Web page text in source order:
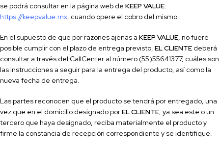
se podrá consultar en la página web de KEEP VALUE:
https://keepvalue.mx, cuando opere el cobro del mismo.
En el supuesto de que por razones ajenas a KEEP VALUE, no fuere
posible cumplir con el plazo de entrega previsto, EL CLIENTE deberá
consultar a través del CallCenter al número (55)55641377, cuáles son
las instrucciones a seguir para la entrega del producto, así como la
nueva fecha de entrega.
Las partes reconocen que el producto se tendrá por entregado, una
vez que en el domicilio designado porEL CLIENTE, ya sea este o un
tercero que haya designado, reciba materialmente el producto y
firme la constancia de recepción correspondiente y se identifique.